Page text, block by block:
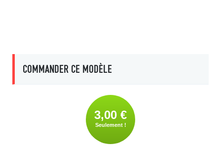
COMMANDER CE MODÈLE
3,00 €
Seulement !